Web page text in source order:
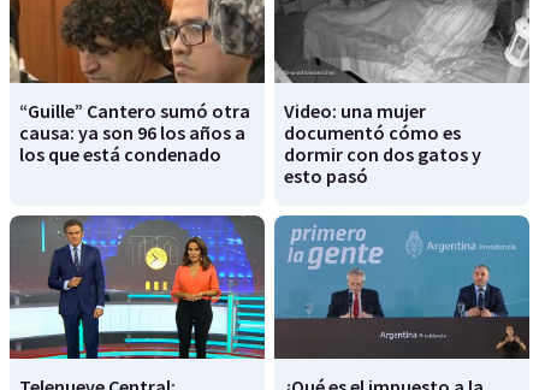
“Guille” Cantero sumó otra
causa: ya son 96 los años a
los que está condenado
Video: una mujer
documentó cómo es
dormir con dos gatos y
esto pasó